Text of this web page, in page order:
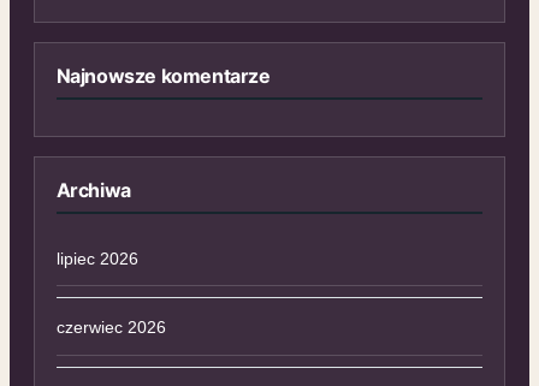
Najnowsze komentarze
Archiwa
lipiec 2026
czerwiec 2026